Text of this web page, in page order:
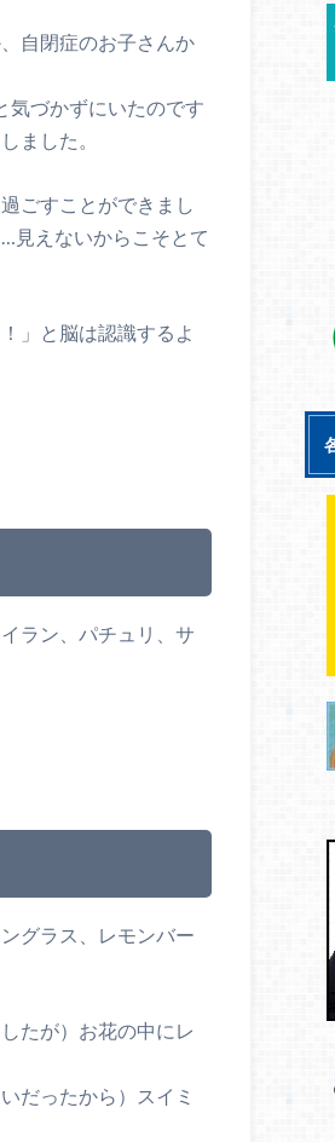
自閉症のお子さんか
気づかずにいたのです
ました。
ごすことができまし
見えないからこそとて
」と脳は認識するよ
ラン、パチュリ、サ
グラス、レモンバー
たが）お花の中にレ
だったから）スイミ